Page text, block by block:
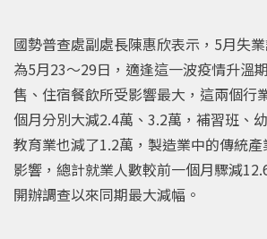
國勢普查處副處長陳惠欣表示，5月失
為5月23～29日，適逢這一波疫情升溫
售、住宿餐飲所受影響最大，這兩個行
個月分別大減2.4萬、3.2萬，補習班、
教育業也減了1.2萬，製造業中的傳統
影響，總計就業人數較前一個月驟減
開辦調查以來同期最大減幅。